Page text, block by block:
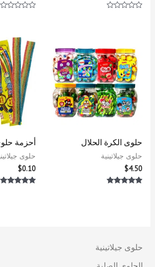
حلوى جيلاتينية
5
حلوى الكرة الحلال
حلوى جيلاتينية
$4.50
أحزمة
حلوى
$0.10